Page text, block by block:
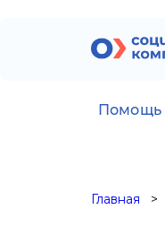
Помощь
Главная